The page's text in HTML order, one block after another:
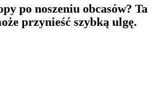
po noszeniu obcasów? Ta
przynieść szybką ulgę.